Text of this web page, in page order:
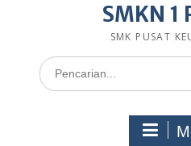
SMKN 1
SMK PUSAT
Search
for: